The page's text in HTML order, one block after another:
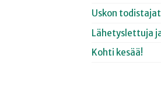
Uskon todistajat
Lähetyslettuja
Kohti kesää!